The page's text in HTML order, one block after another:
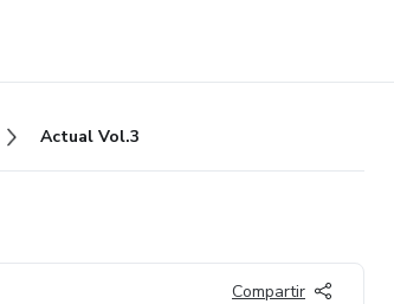
Actual Vol.3
Compartir